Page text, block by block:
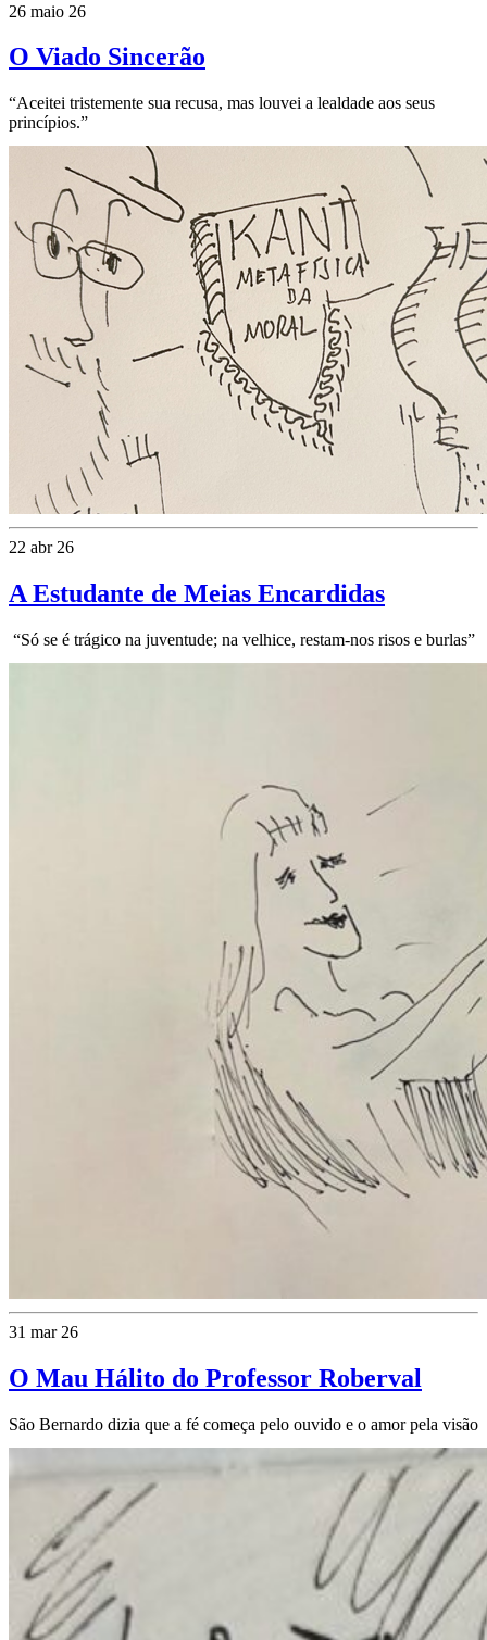
26 maio 26
O Viado Sincerão
“Aceitei tristemente sua recusa, mas louvei a lealdade aos seus
princípios.”
22 abr 26
A Estudante de Meias Encardidas
“Só se é trágico na juventude; na velhice, restam-nos risos e burlas”
31 mar 26
O Mau Hálito do Professor Roberval
São Bernardo dizia que a fé começa pelo ouvido e o amor pela visão